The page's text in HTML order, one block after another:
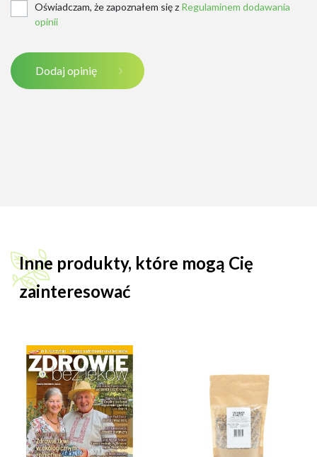
Oświadczam, że zapoznałem się z Regulaminem dodawania
opinii
Dodaj opinię
Inne produkty, które mogą Cię
zainteresować